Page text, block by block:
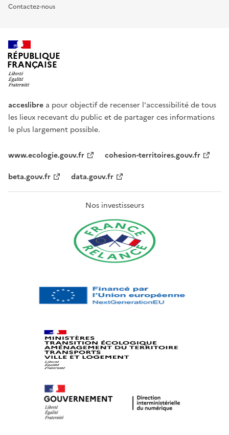
Contactez-nous
RÉPUBLIQUE
FRANÇAISE
acceslibre a pour objectif de recenser l'accessibilité de tous
les lieux recevant du public et de partager ces informations
le plus largement possible.
www.ecologie.gouv.fr
cohesion-territoires.gouv.fr
beta.gouv.fr
data.gouv.fr
Nos investisseurs